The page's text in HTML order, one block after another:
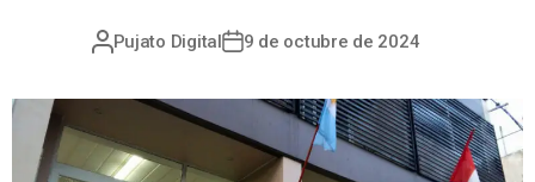
Pujato Digital 9 de octubre de 2024